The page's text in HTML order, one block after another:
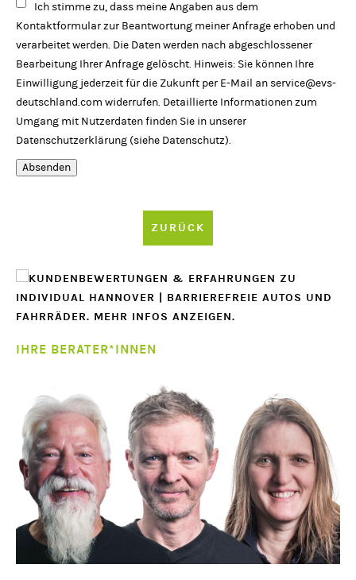
Ich stimme zu, dass meine Angaben aus dem
Kontaktformular zur Beantwortung meiner Anfrage erhoben und
verarbeitet werden. Die Daten werden nach abgeschlossener
Bearbeitung Ihrer Anfrage gelöscht. Hinweis: Sie können Ihre
Einwilligung jederzeit für die Zukunft per E-Mail an service@evs-
deutschland.com widerrufen. Detaillierte Informationen zum
Umgang mit Nutzerdaten finden Sie in unserer
Datenschutzerklärung (siehe Datenschutz).
Absenden
ZURÜCK
IHRE BERATER*INNEN